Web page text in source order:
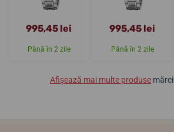
995,45 lei
Până în 2 zile
995,45 lei
Până în 2 zile
Afișează mai multe produse mărci